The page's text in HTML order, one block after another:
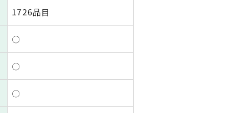
1726品目
〇
〇
〇